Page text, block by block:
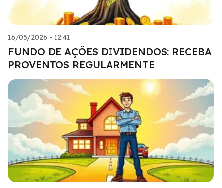
16/05/2026 - 12:41
FUNDO DE AÇÕES DIVIDENDOS: RECEBA
PROVENTOS REGULARMENTE